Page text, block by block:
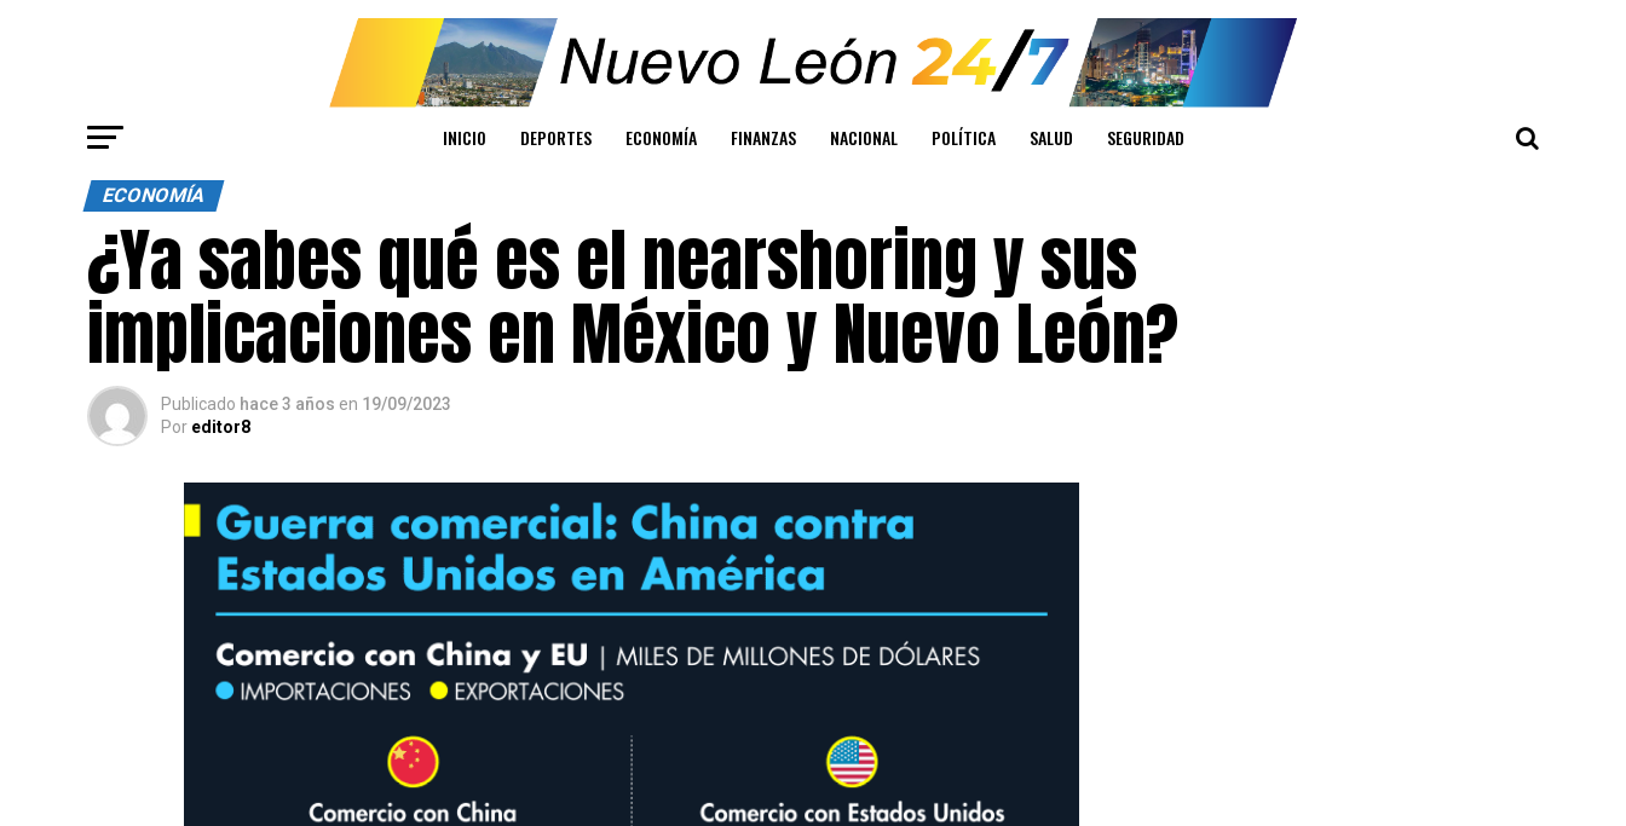
INICIO DEPORTES ECONOMÍA FINANZAS NACIONAL POLÍTICA SALUD SEGURIDAD
ECONOMÍA
¿Ya sabes qué es el nearshoring y sus
implicaciones en México y Nuevo León?
Publicado hace 3 años en 19/09/2023
Por editor8